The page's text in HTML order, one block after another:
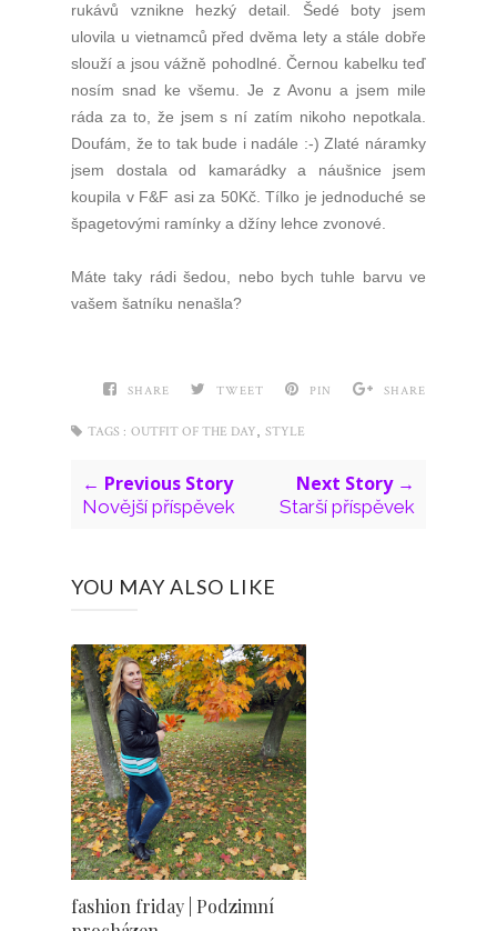
rukávů vznikne hezký detail. Šedé boty jsem
ulovila u vietnamců před dvěma lety a stále dobře
slouží a jsou vážně pohodlné. Černou kabelku teď
nosím snad ke všemu. Je z Avonu a jsem mile
ráda za to, že jsem s ní zatím nikoho nepotkala.
Doufám, že to tak bude i nadále :-) Zlaté náramky
jsem dostala od kamarádky a náušnice jsem
koupila v F&F asi za 50Kč. Tílko je jednoduché se
špagetovými ramínky a džíny lehce zvonové.
Máte taky rádi šedou, nebo bych tuhle barvu ve
vašem šatníku nenašla?
SHARE TWEET PIN SHARE
TAGS : OUTFIT OF THE DAY, STYLE
← Previous Story
Novější příspěvek
Next Story →
Starší příspěvek
YOU MAY ALSO LIKE
fashion friday | Podzimní